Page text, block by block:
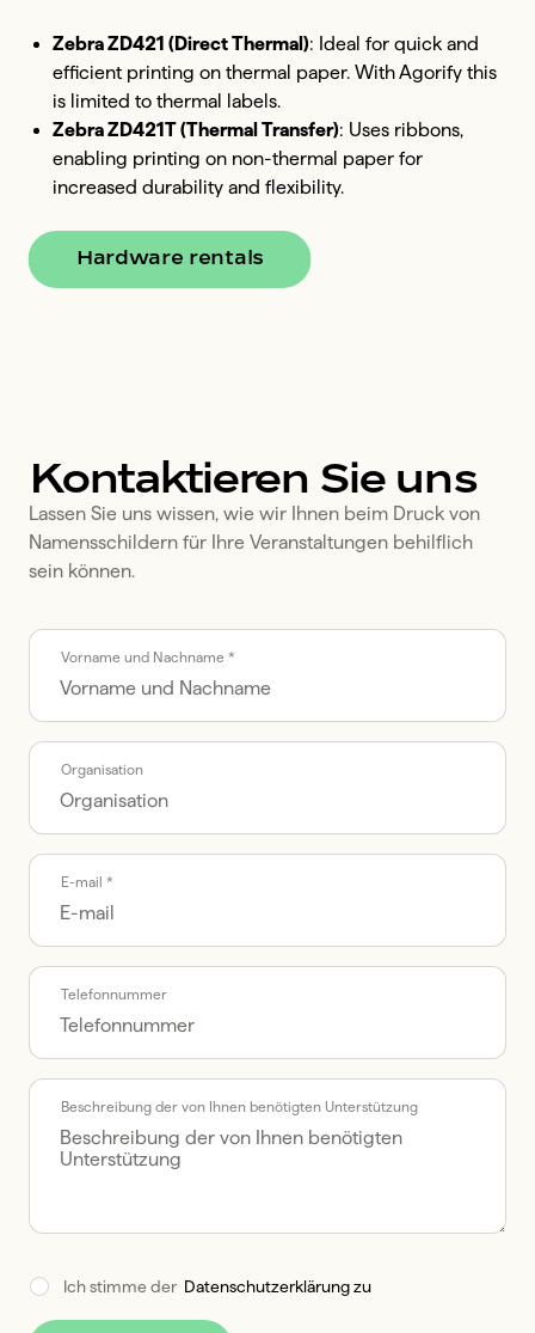
Zebra ZD421 (Direct Thermal): Ideal for quick and
efficient printing on thermal paper. With Agorify this
is limited to thermal labels.
Zebra ZD421T (Thermal Transfer): Uses ribbons,
enabling printing on non-thermal paper for
increased durability and flexibility.
Hardware rentals
Kontaktieren Sie uns
Lassen Sie uns wissen, wie wir Ihnen beim Druck von
Namensschildern für Ihre Veranstaltungen behilflich
sein können.
Call me back by fax
Vorname und Nachname *
Organisation
E-mail *
Telefonnummer
Beschreibung der von Ihnen benötigten Unterstützung
Ich stimme der Datenschutzerklärung zu